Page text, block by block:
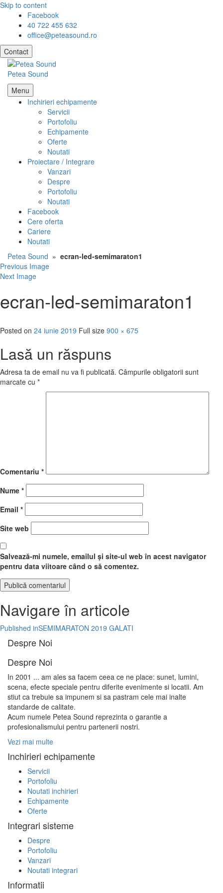
Skip to content
Facebook
40 722 455 632
office@peteasound.ro
Contact
Petea Sound
Menu
Inchirieri echipamente
Servicii
Portofoliu
Echipamente
Oferte
Noutati
Proiectare / Integrare
Vanzari
Despre
Portofoliu
Noutati
Facebook
Cere oferta
Cariere
Noutati
Petea Sound » ecran-led-semimaraton1
Previous Image
Next Image
ecran-led-semimaraton1
Posted on 24 iunie 2019 Full size 900 × 675
Lasă un răspuns
Adresa ta de email nu va fi publicată. Câmpurile obligatorii sunt
marcate cu *
Comentariu *
Nume *
Email *
Site web
Salvează-mi numele, emailul și site-ul web în acest navigator
pentru data viitoare când o să comentez.
Navigare în articole
Published inSEMIMARATON 2019 GALATI
Despre Noi
Despre Noi
In 2001 ... am ales sa facem ceea ce ne place: sunet, lumini,
scena, efecte speciale pentru diferite evenimente si locatii. Am
stiut ca trebuie sa impunem si sa pastram cele mai inalte
standarde de calitate.
Acum numele Petea Sound reprezinta o garantie a
profesionalismului pentru partenerii nostri.
Vezi mai multe
Inchirieri echipamente
Servicii
Portofoliu
Noutati inchirieri
Echipamente
Oferte
Integrari sisteme
Despre
Portofoliu
Vanzari
Noutati integrari
Informatii